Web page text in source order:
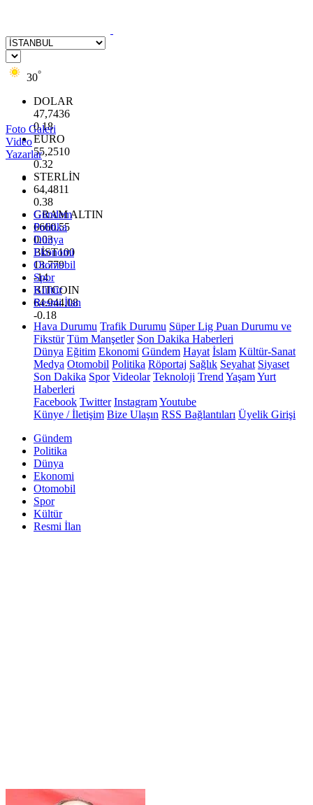
30°
DOLAR
47,7436
0.18
EURO
55,2510
0.32
STERLİN
64,4811
0.38
GRAM ALTIN
6660.55
0.03
BİST100
13.779
-14
BITCOIN
64.944,08
-0.18
Foto Galeri
Video
Yazarlar
Gündem
Politika
Dünya
Ekonomi
Otomobil
Spor
Kültür
Resmi İlan
Hava Durumu Trafik Durumu Süper Lig Puan Durumu ve
Fikstür Tüm Manşetler Son Dakika Haberleri
Dünya Eğitim Ekonomi Gündem Hayat İslam Kültür-Sanat
Medya Otomobil Politika Röportaj Sağlık Seyahat Siyaset
Son Dakika Spor Videolar Teknoloji Trend YaşamYurt
Haberleri
Facebook Twitter InstagramYoutube
Künye / İletişim Bize Ulaşın RSS Bağlantıları Üyelik Girişi
Gündem
Politika
Dünya
Ekonomi
Otomobil
Spor
Kültür
Resmi İlan